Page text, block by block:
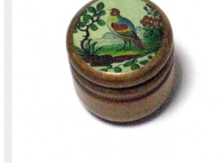
PARISパリのオペラ座近くにあるパレロワイヤルに
物ケース、ジュエリーケース
ピルケースを扱うショップ。
プラスチック製のまわして開閉するピルケースは
点1点写真を上面にきれいに貼り
作られたピルケースというよりジュエリーケースに